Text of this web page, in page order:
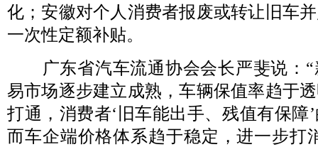
化；安徽对个人消费者报废或转让旧车
一次性定额补贴。
广东省汽车流通协会会长严斐说：“
易市场逐步建立成熟，车辆保值率趋于
打通，消费者‘旧车能出手、残值有保障
而车企端价格体系趋于稳定，进一步打